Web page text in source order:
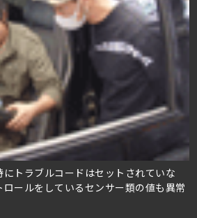
トラブルコードはセットされていな
ールをしているセンサー類の値も異常